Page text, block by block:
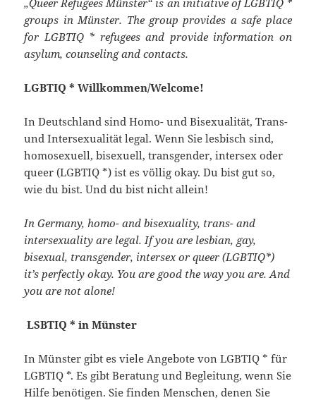
groups in Münster. The group provides a safe place
for LGBTIQ * refugees and provide information on
asylum, counseling and contacts.
LGBTIQ * Willkommen/Welcome!
In Deutschland sind Homo- und Bisexualität, Trans-
und Intersexualität legal. Wenn Sie lesbisch sind,
homosexuell, bisexuell, transgender, intersex oder
queer (LGBTIQ *) ist es völlig okay. Du bist gut so,
wie du bist. Und du bist nicht allein!
In Germany, homo- and bisexuality, trans- and
intersexuality are legal. If you are lesbian, gay,
bisexual, transgender, intersex or queer (LGBTIQ*)
it’s perfectly okay. You are good the way you are. And
you are not alone!
LSBTIQ * in Münster
In Münster gibt es viele Angebote von LGBTIQ * für
LGBTIQ *. Es gibt Beratung und Begleitung, wenn Sie
Hilfe benötigen. Sie finden Menschen, denen Sie